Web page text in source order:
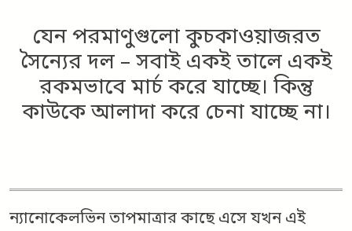
যেন পরমাণুগুলো কুচকাওয়াজরত
সৈন্যের দল – সবাই একই তালে একই
রকমভাবে মার্চ করে যাচ্ছে। কিন্তু
কাউকে আলাদা করে চেনা যাচ্ছে না।
ন্যানোকেলভিন তাপমাত্রার কাছে এসে যখন এই